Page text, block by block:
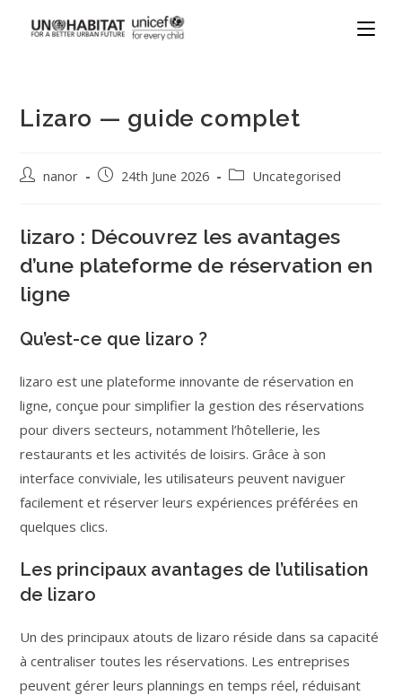
Lizaro — guide complet
nanor 24th June 2026 Uncategorised
lizaro : Découvrez les avantages
d’une plateforme de réservation en
ligne
Qu’est-ce que lizaro ?
lizaro est une plateforme innovante de réservation en
ligne, conçue pour simplifier la gestion des réservations
pour divers secteurs, notamment l’hôtellerie, les
restaurants et les activités de loisirs. Grâce à son
interface conviviale, les utilisateurs peuvent naviguer
facilement et réserver leurs expériences préférées en
quelques clics.
Les principaux avantages de l’utilisation
de lizaro
Un des principaux atouts de lizaro réside dans sa capacité
à centraliser toutes les réservations. Les entreprises
peuvent gérer leurs plannings en temps réel, réduisant